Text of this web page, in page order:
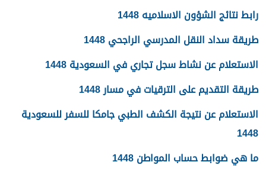
رابط نتائج الشؤون الاسلاميه 1448
طريقة سداد النقل المدرسي الراجحي 1448
الاستعلام عن نشاط سجل تجاري في السعودية 1448
طريقة التقديم على الترقيات في مسار 1448
الاستعلام عن نتيجة الكشف الطبي جامكا للسفر للسعودية
1448
ما هي ضوابط حساب المواطن 1448